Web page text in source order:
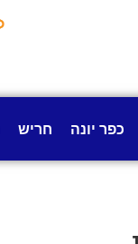
כפר יונה חריש